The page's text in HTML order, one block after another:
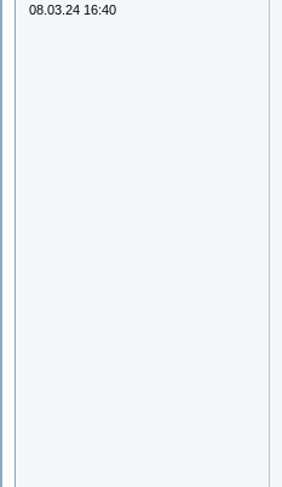
08.03.24 16:40